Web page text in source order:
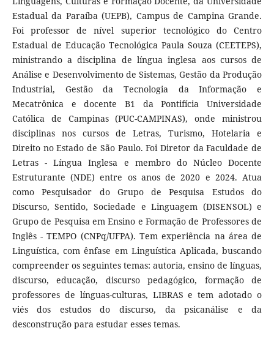
Estadual da Paraíba (UEPB), Campus de Campina Grande.
Foi professor de nível superior tecnológico do Centro
Estadual de Educação Tecnológica Paula Souza (CEETEPS),
ministrando a disciplina de língua inglesa aos cursos de
Análise e Desenvolvimento de Sistemas, Gestão da Produção
Industrial, Gestão da Tecnologia da Informação e
Mecatrônica e docente B1 da Pontifícia Universidade
Católica de Campinas (PUC-CAMPINAS), onde ministrou
disciplinas nos cursos de Letras, Turismo, Hotelaria e
Direito no Estado de São Paulo. Foi Diretor da Faculdade de
Letras - Língua Inglesa e membro do Núcleo Docente
Estruturante (NDE) entre os anos de 2020 e 2024. Atua
como Pesquisador do Grupo de Pesquisa Estudos do
Discurso, Sentido, Sociedade e Linguagem (DISENSOL) e
Grupo de Pesquisa em Ensino e Formação de Professores de
Inglês - TEMPO (CNPq/UFPA). Tem experiência na área de
Linguística, com ênfase em Linguística Aplicada, buscando
compreender os seguintes temas: autoria, ensino de línguas,
discurso, educação, discurso pedagógico, formação de
professores de línguas-culturas, LIBRAS e tem adotado o
viés dos estudos do discurso, da psicanálise e da
desconstrução para estudar esses temas.